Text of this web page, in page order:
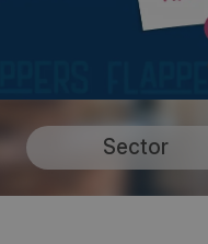
Sector